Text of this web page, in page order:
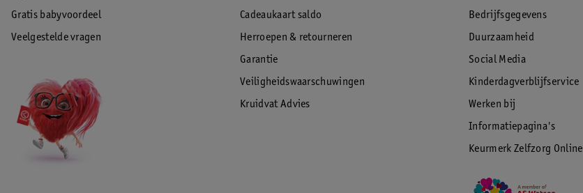
Gratis babyvoordeel
Veelgestelde vragen
Cadeaukaart saldo
Herroepen & retourneren
Garantie
Veiligheidswaarschuwingen
Kruidvat Advies
Bedrijfsgegevens
Duurzaamheid
Social Media
Kinderdagverblijfservice
Werken bij
Informatiepagina's
Keurmerk Zelfzorg Online